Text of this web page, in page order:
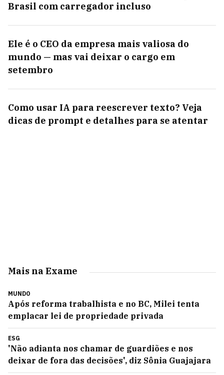
Brasil com carregador incluso
Ele é o CEO da empresa mais valiosa do
mundo — mas vai deixar o cargo em
setembro
Como usar IA para reescrever texto? Veja
dicas de prompt e detalhes para se atentar
Mais na Exame
MUNDO
Após reforma trabalhista e no BC, Milei tenta
emplacar lei de propriedade privada
ESG
'Não adianta nos chamar de guardiões e nos
deixar de fora das decisões', diz Sônia Guajajara